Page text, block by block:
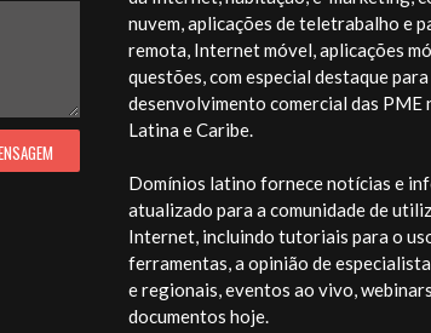
nuvem, aplicações de teletrabalho e
remota, Internet móvel, aplicações
questões, com especial destaque para
desenvolvimento comercial das PME
Latina e Caribe.
Domínios latino fornece notícias e
atualizado para a comunidade de
Internet, incluindo tutoriais para o
ferramentas, a opinião de
e regionais, eventos ao vivo,
documentos hoje.